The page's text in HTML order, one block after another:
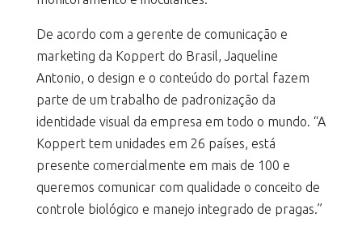
De acordo com a gerente de comunicação e
marketing da Koppert do Brasil, Jaqueline
Antonio, o design e o conteúdo do portal fazem
parte de um trabalho de padronização da
identidade visual da empresa em todo o mundo. “A
Koppert tem unidades em 26 países, está
presente comercialmente em mais de 100 e
queremos comunicar com qualidade o conceito de
controle biológico e manejo integrado de pragas.”